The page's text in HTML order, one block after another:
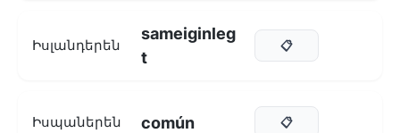
Իսլանդերեն
sameiginleg
t
📋
Իսպաներեն común 📋